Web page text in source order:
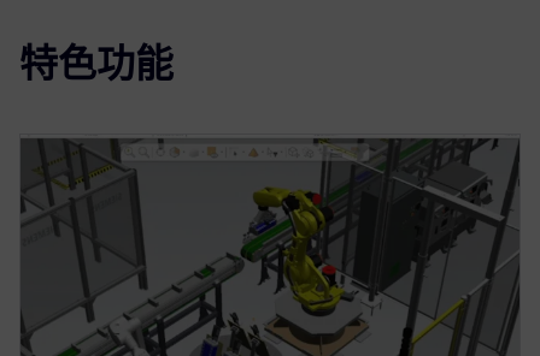
特色功能